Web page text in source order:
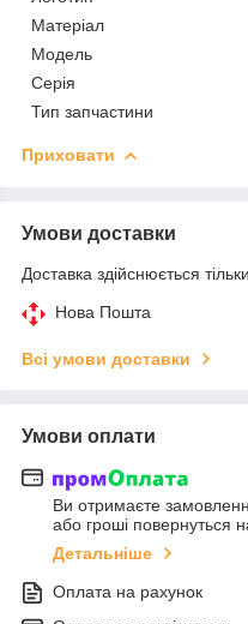
Матеріал
Мoдель
Серія
Тип запчастини
Приховати
Умови доставки
Доставка здійснюється
Нова Пошта
Всі умови доставки
Умови оплати
Ви отримаєте
або гроші повернуться
Детальніше
Оплата на рахунок